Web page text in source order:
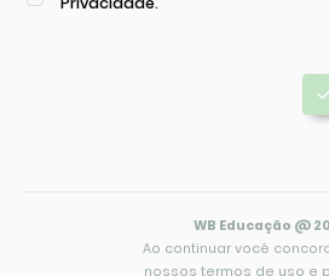
WB Educação @
Ao continuar você
nossos termos de uso e